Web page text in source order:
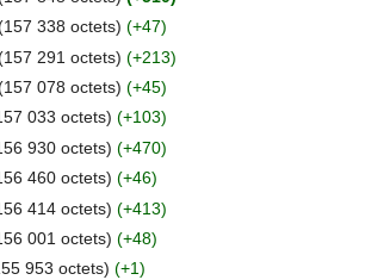
338 octets) (+47)
291 octets) (+213)
078 octets) (+45)
033 octets) (+103)
930 octets) (+470)
460 octets) (+46)
414 octets) (+413)
001 octets) (+48)
953 octets) (+1)